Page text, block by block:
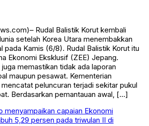
Rudal Balistik Korut kembali
setelah Korea Utara menembakkan
pada Kamis (6/8). Rudal Balistik Korut itu
Ekonomi Eksklusif (ZEE) Jepang.
memastikan tidak ada laporan
maupun pesawat. Kementerian
peluncuran terjadi sekitar pukul
Berdasarkan pemantauan awal, […]